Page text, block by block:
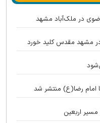
در ملک‌آباد مشهد
مشهد مقدس کلید خورد
امام رضا(ع) منتشر شد
اربعین